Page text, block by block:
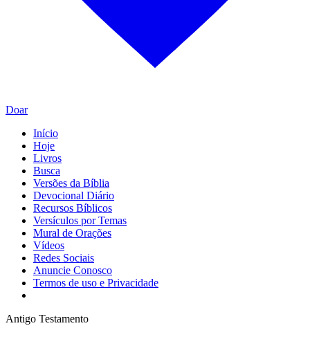
Doar
Início
Hoje
Livros
Busca
Versões da Bíblia
Devocional Diário
Recursos Bíblicos
Versículos por Temas
Mural de Orações
Vídeos
Redes Sociais
Anuncie Conosco
Termos de uso e Privacidade
Antigo Testamento